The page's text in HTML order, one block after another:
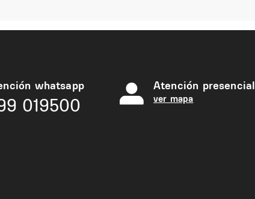
whatsapp
019500
Atención presencial
ver mapa